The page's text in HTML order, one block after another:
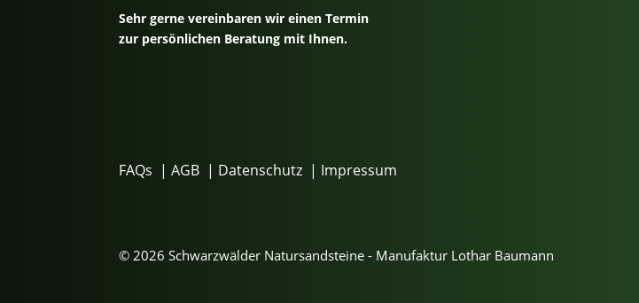
Sehr gerne vereinbaren wir einen Termin
zur persönlichen Beratung mit Ihnen.
FAQs |AGB | Datenschutz | Impressum
© 2026 Schwarzwälder Natursandsteine - Manufaktur Lothar Baumann